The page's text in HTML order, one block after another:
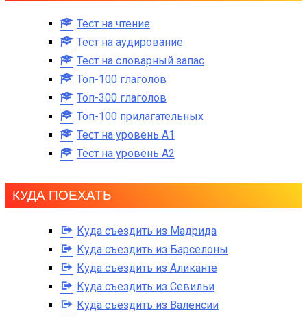
Тест на чтение
Тест на аудирование
Тест на словарный запас
Топ-100 глаголов
Топ-300 глаголов
Топ-100 прилагательных
Тест на уровень A1
Тест на уровень A2
КУДА ПОЕХАТЬ
Куда съездить из Мадрида
Куда съездить из Барселоны
Куда съездить из Аликанте
Куда съездить из Севильи
Куда съездить из Валенсии